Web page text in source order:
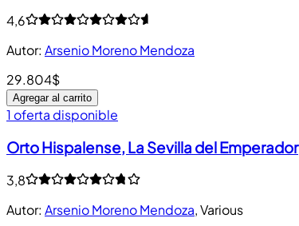
4,6
Autor: Arsenio Moreno Mendoza
29.804$
Agregar al carrito
1 oferta disponible
Orto Hispalense, La Sevilla del Emperador
3,8
Autor: Arsenio Moreno Mendoza,Various